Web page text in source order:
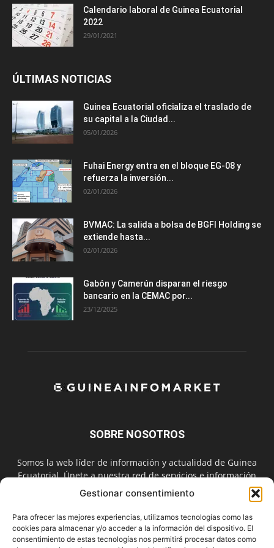
Gestionar consentimiento
Para ofrecer las mejores experiencias, utilizamos tecnologías como las
cookies para almacenar y/o acceder a la información del dispositivo. El
consentimiento de estas tecnologías nos permitirá procesar datos como
Calendario laboral de Guinea Ecuatorial
2022
29/01/2021
ÚLTIMAS NOTICIAS
Guinea Ecuatorial oficializa el traslado de
su capital a la Ciudad...
05/01/2026
Fuhai Energy entra en el bloque EG-08 y
refuerza la inversión...
02/01/2026
BVMAC: La salida a bolsa de BGFI Holding se
extiende hasta...
02/01/2026
Gabón y Camerún disparan el riesgo
bancario en la CEMAC por...
23/12/2025
SOBRE NOSOTROS
Somos la web líder de información y actualidad de Guinea
Ecuatorial. Únete a nuestra red de servicios e información
digital también en las redes sociales.
Contáctanos:info@guineainfomarket.com